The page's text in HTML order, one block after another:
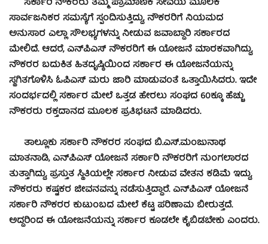
ಸರ್ಕಾರಿ ನೌಕರರು ತಮ್ಮ ಪ್ರಾಮಾಣಿಕ ಸೇವೆಯ ಮೂಲಕ
ಸಾರ್ವಜನಿಕರ ಸಮಸ್ಯೆಗೆ ಸ್ಪಂದಿಸುತ್ತಿದ್ದು, ನೌಕರರಿಗೆ ನಿಯಮದ
ಅನುಸಾರ ಎಲ್ಲಾ ಸೌಲಭ್ಯಗಳನ್ನು ನೀಡುವ ಜವಾಬ್ದಾರಿ ಸರ್ಕಾರದ
ಮೇಲಿದೆ. ಆದರೆ, ಎನ್‍ಪಿಎಸ್ ನೌಕರರಿಗೆ ಈ ಯೋಜನೆ ಮಾರಕವಾಗಿದ್ದು,
ನೌಕರರ ಬದುಕಿತ ಹಿತದೃಷ್ಠಿಯಿಂದ ಸರ್ಕಾರ ಈ ಯೋಜನೆಯನ್ನು
ಸ್ಥಗಿತಗೊಳಿಸಿ ಓಪಿಎಸ್ ಮರು ಜಾರಿ ಮಾಡುವಂತೆ ಒತ್ತಾಯಿಸಿದರು. ಇದೇ
ಸಂದರ್ಭದಲ್ಲಿ ಸರ್ಕಾರ ಮೇಲೆ ಒತ್ತಡ ಹೇರಲು ಸಂಘದ 60ಕ್ಕೂ ಹೆಚ್ಚು
ನೌಕರರು ರಕ್ತದಾನದ ಮೂಲಕ ಪ್ರತಿಭಟನೆ ಮಾಡಿದರು.
ತಾಲ್ಲೂಕು ಸರ್ಕಾರಿ ನೌಕರರ ಸಂಘದ ಬಿ.ಎಸ್.ಮಂಜುನಾಥ
ಮಾತನಾಡಿ, ಎನ್‍ಪಿಎಸ್ ಯೋಜನೆ ಸರ್ಕಾರಿ ನೌಕರರಿಗೆ ನುಂಗಲಾರದ
ತುತ್ತಾಗಿದ್ದು, ಪ್ರಸ್ತುತ ಸ್ಥಿತಿಯಲ್ಲೇ ಸರ್ಕಾರ ನೀಡುವ ವೇತನ ಕಡಿಮೆ ಇದ್ದು,
ನೌಕರರು ಕಷ್ಟಕರ ಜೀವನವನ್ನು ನಡೆಸುತ್ತಿದ್ಧಾರೆ. ಎನ್‍ಪಿಎಸ್ ಯೋಜನೆ
ಸರ್ಕಾರಿ ನೌಕರರ ಕುಟುಂಬದ ಮೇಲೆ ಕೆಟ್ಟ ಪರಿಣಾಮ ಬೀರುತ್ತದೆ.
ಅದ್ದರಿಂದ ಈ ಯೋಜನೆಯನ್ನು ಸರ್ಕಾರ ಕೂಡಲೇ ಕೈಬಿಡಬೇಕು ಎಂದರು.